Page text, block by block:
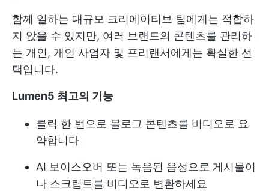
함께 일하는 대규모 크리에이티브 팀에게는 적합하
지 않을 수 있지만, 여러 브랜드의 콘텐츠를 관리하
는 개인, 개인 사업자 및 프리랜서에게는 확실한 선
택입니다.
Lumen5 최고의 기능
클릭 한 번으로 블로그 콘텐츠를 비디오로 요
약합니다
AI 보이스오버 또는 녹음된 음성으로 게시물이
나 스크립트를 비디오로 변환하세요